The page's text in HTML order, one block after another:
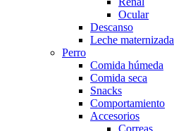
Ocular
Descanso
Leche maternizada
Perro
Comida húmeda
Comida seca
Snacks
Comportamiento
Accesorios
Correas